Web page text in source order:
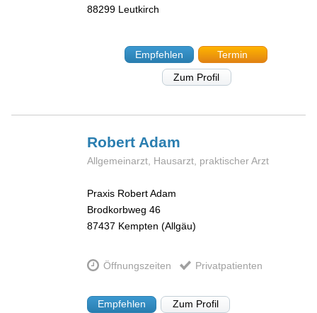
88299 Leutkirch
Empfehlen
Termin
Zum Profil
Robert Adam
Allgemeinarzt, Hausarzt, praktischer Arzt
Praxis Robert Adam
Brodkorbweg 46
87437 Kempten (Allgäu)
Öffnungszeiten Privatpatienten
Empfehlen Zum Profil